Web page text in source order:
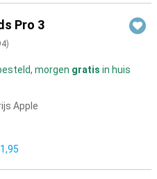
Pro 3
)
morgen gratis in huis
Apple